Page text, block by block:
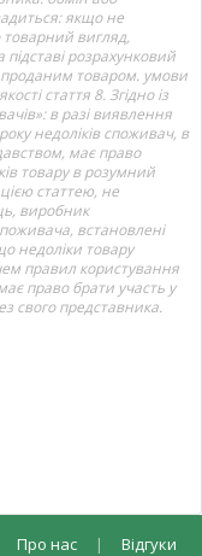
якщо не
вигляд,
розрахунковий
товаром. умови
стаття 8. Згідно із
в разі виявлення
недоліків споживач, в
має право
товару в розумний
статтею, не
виробник
встановлені
недоліки товару
правил користування
право брати участь у
свого представника.
Про нас | Відгуки